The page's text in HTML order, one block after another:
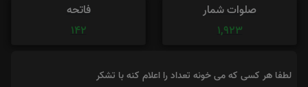
صلوات شمار
1,923
فاتحه
142
لطفا هر کسی که می خونه تعداد را اعلام کنه با تشکر